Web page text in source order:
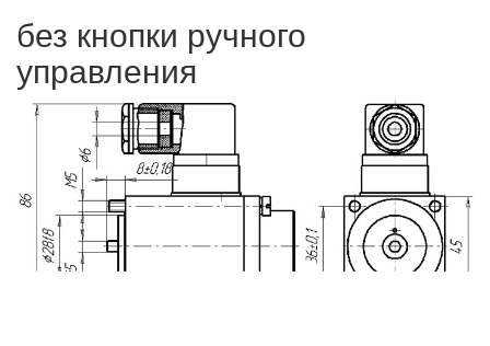
без кнопки ручного
управления